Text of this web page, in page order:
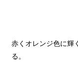
赤くオレンジ色に輝
る。